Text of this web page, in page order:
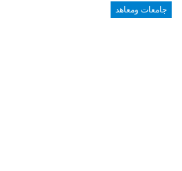
جامعات ومعاهد